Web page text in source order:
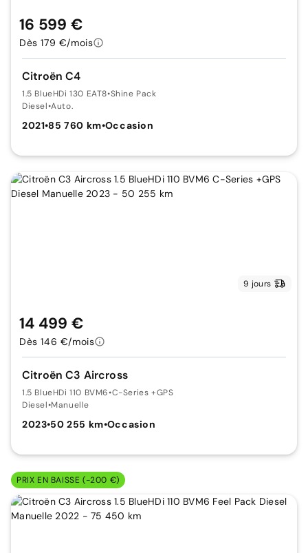
Citroën C4
1.5 BlueHDi 130 EAT8•Shine Pack
Diesel•Auto.
2021•85 760 km•Occasion
16 599 €
Dès 179 €/mois
9 jours
Citroën C3 Aircross
1.5 BlueHDi 110 BVM6•C-Series +GPS
Diesel•Manuelle
2023•50 255 km•Occasion
14 499 €
Dès 146 €/mois
PRIX EN BAISSE (-200 €)